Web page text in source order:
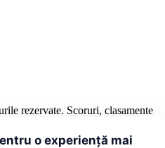
rezervate. Scoruri, clasamente
live
o experiență mai